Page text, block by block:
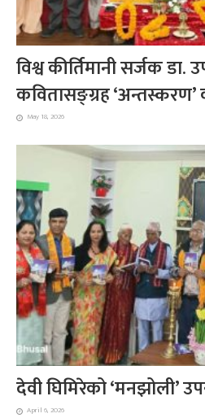
विश्व कीर्तिमानी सर्जक डा.
कवितासङ्ग्रह ‘अन्तस्करण’
May 18, 2026
देवी घिमिरेको ‘मनझोली’
April 6, 2026